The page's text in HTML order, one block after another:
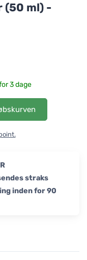
(50 ml) -
3 dage
straks
inden for 90